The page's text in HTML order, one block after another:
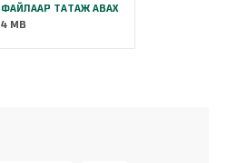
ФАЙЛААР ТАТАЖ АВАХ
4 MB